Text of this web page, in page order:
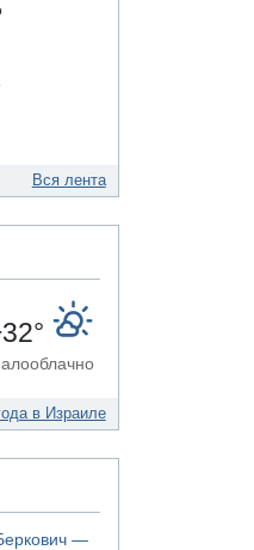
и
Вся лента
в Израиле
—